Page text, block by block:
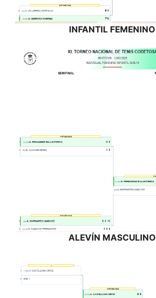
INFANTIL FEMENINO
ALEVÍN MASCULINO